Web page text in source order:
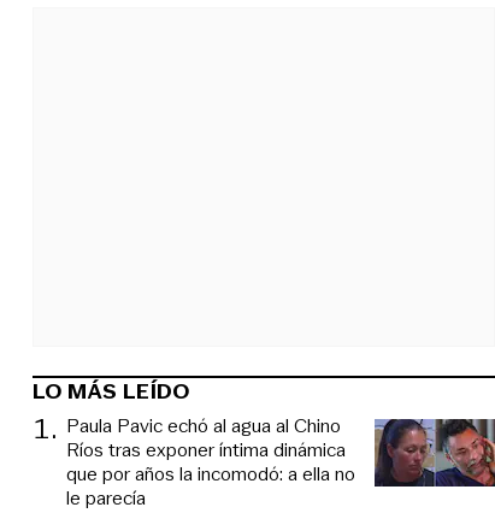
LO MÁS LEÍDO
1. Paula Pavic echó al agua al Chino
Ríos tras exponer íntima dinámica
que por años la incomodó: a ella no
le parecía